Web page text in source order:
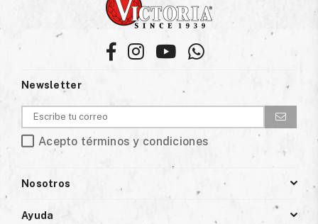
FacebookInstagramYouTubeWhatsapp
Newsletter
Acepto términos y condiciones
Nosotros
Ayuda